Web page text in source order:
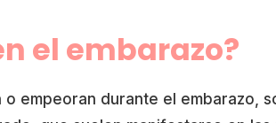
el embarazo?
empeoran durante el embarazo,